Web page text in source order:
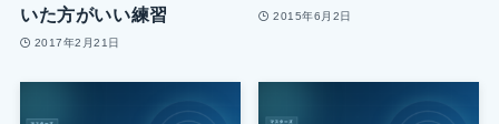
いた方がいい練習
2017年2月21日
2015年6月2日